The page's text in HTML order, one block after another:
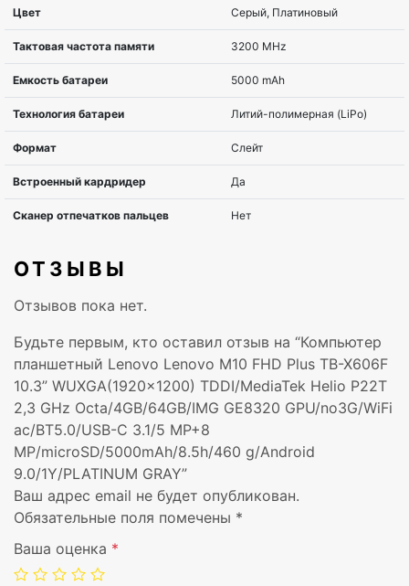
Семейство процессоров MediaTek
Модель процессора
Тактовая частота процессора 2,3 GHz
Количество ядер процессора
Оперативная память, MB
Графика
Wi-Fi WiFi ac
Bluetooth 5
Проводной интерфейс USB-C 3.1
Тыловая камера, МПикс
Card reader
ОТЗЫВЫ
Отзывов пока нет.
Будьте первым, кто оставил отзыв на “Компьютер
планшетный Lenovo Lenovo M10 FHD Plus TB-X606F
10.3” WUXGA(1920×1200) TDDI/MediaTek Helio P22T
2,3 GHz Octa/4GB/64GB/IMG GE8320 GPU/no3G/WiFi
ac/BT5.0/USB-C 3.1/5 MP+8
MP/microSD/5000mAh/8.5h/460 g/Android
9.0/1Y/PLATINUM GRAY”
Ваш адрес email не будет опубликован.
Обязательные поля помечены *
Ваша оценка *